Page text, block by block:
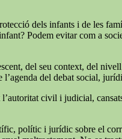
dels infants i de les
Podem evitar com a
del seu context, del
l’agenda del debat social,
civil i judicial,
polític i jurídic sobre el